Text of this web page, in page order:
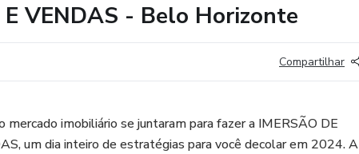
VENDAS - Belo Horizonte
Compartilhar
mercado imobiliário se juntaram para fazer a IMERSÃO DE
um dia inteiro de estratégias para você decolar em 2024. A